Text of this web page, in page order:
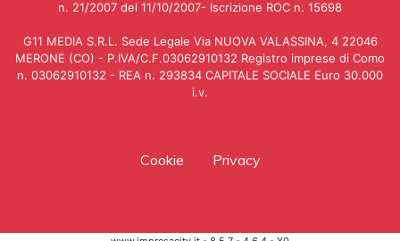
n. 21/2007 del 11/10/2007- Iscrizione ROC n. 15698
G11 MEDIA S.R.L. Sede Legale Via NUOVA VALASSINA, 4 22046
MERONE (CO) - P.IVA/C.F.03062910132 Registro imprese di Como
n. 03062910132 - REA n. 293834 CAPITALE SOCIALE Euro 30.000
i.v.
Cookie Privacy